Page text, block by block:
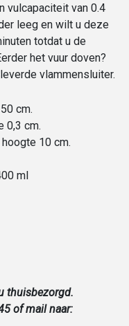
vulcapaciteit van 0.4
leeg en wilt u deze
totdat u de
het vuur doven?
vlammensluiter.
cm.
0,3 cm.
10 cm.
ml
thuisbezorgd.
of mail naar: